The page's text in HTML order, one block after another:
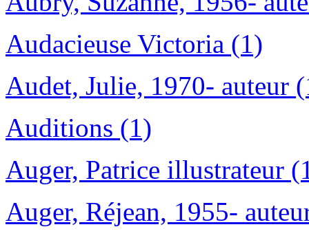
Audacieuse Victoria (1)
Audet, Julie, 1970- auteur
Auditions (1)
Auger, Patrice illustrateur
Auger, Réjean, 1955-